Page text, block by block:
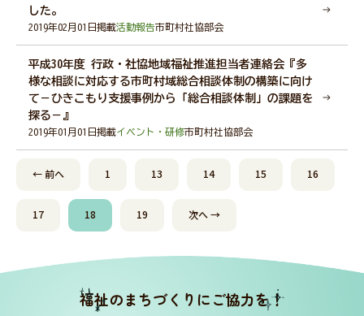
2019年02月01日掲載活動報告市町村社協部会
した。
2019年01月01日掲載イベント・研修市町村社協部会
平成30年度 行政・社協地域福祉推進担当者連絡会『多
様な相談に対応する市町村域総合相談体制の構築に向け
て－ひきこもり支援事例から「総合相談体制」の課題を
探る－』
← 前へ 1 13 14 15 16
17 18 19 次へ →
福祉のまちづくりにご協力を！